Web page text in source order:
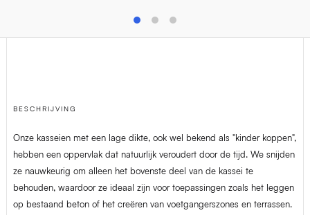
BESCHRIJVING
Onze kasseien met een lage dikte, ook wel bekend als "kinder koppen",
hebben een oppervlak dat natuurlijk veroudert door de tijd. We snijden
ze nauwkeurig om alleen het bovenste deel van de kassei te
behouden, waardoor ze ideaal zijn voor toepassingen zoals het leggen
op bestaand beton of het creëren van voetgangerszones en terrassen.